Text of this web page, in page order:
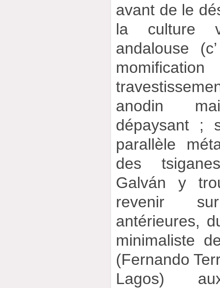
avant de le
la culture
andalouse
anodin
dépaysant ;
parallèle
des
Galván y
revenir
antérieures,
minimaliste
(Fernando
Lagos)